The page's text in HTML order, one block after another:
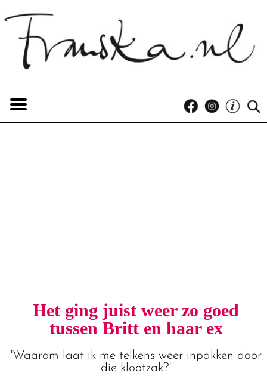
Het ging juist weer zo goed
tussen Britt en haar ex
'Waarom laat ik me telkens weer inpakken door
die klootzak?'